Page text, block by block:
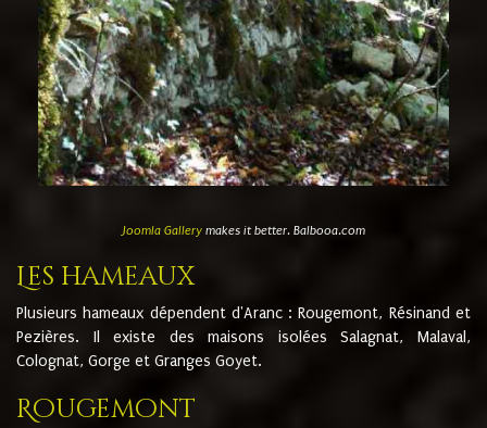
Joomla Gallerymakes it better. Balbooa.com
Les hameaux
Plusieurs hameaux dépendent d'Aranc : Rougemont, Résinand et
Pezières. Il existe des maisons isolées Salagnat, Malaval,
Colognat, Gorge et Granges Goyet.
Rougemont